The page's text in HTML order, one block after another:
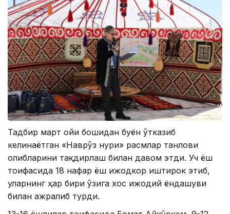
Тадбир март ойи бошидан буён ўтказиб
келинаётган «Наврўз нури» расмлар танлови
ғолибларини тақдирлаш билан давом этди. Уч ёш
тоифасида 18 нафар ёш ижодкор иштирок этиб,
уларнинг ҳар бири ўзига хос ижодий ёндашуви
билан ажралиб турди.